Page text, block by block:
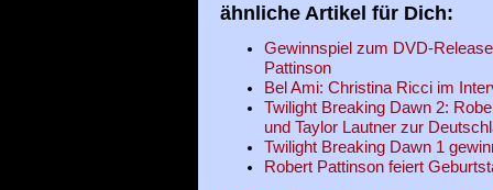
ähnliche Artikel für Dich:
Gewinnspiel zum DVD-
Pattinson
Bel Ami: Christina Ricci im
Twilight Breaking Dawn 2:
und Taylor Lautner zur
Twilight Breaking Dawn 1
Robert Pattinson feiert